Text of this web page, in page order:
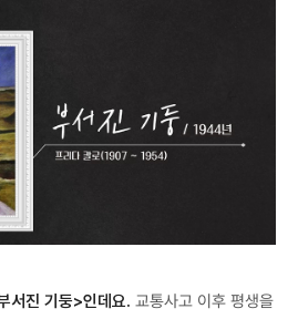
서진 기둥>인데요. 교통사고 이후 평생을